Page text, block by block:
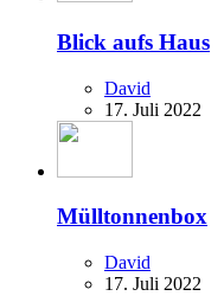
Blick aufs Haus
David
17. Juli 2022
Mülltonnenbox
David
17. Juli 2022